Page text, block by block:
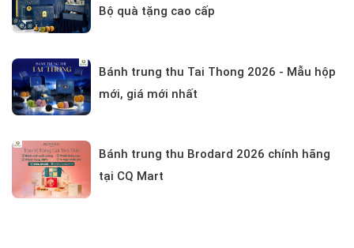
Bộ quà tặng cao cấp
Bánh trung thu Tai Thong 2026 - Mẫu hộp
mới, giá mới nhất
Bánh trung thu Brodard 2026 chính hãng
tại CQ Mart